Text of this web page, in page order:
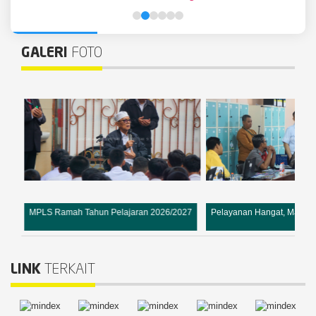
GALERI FOTO
MPLS Ramah Tahun Pelajaran 2026/2027 Pelayanan Hangat, Masa
LINK TERKAIT